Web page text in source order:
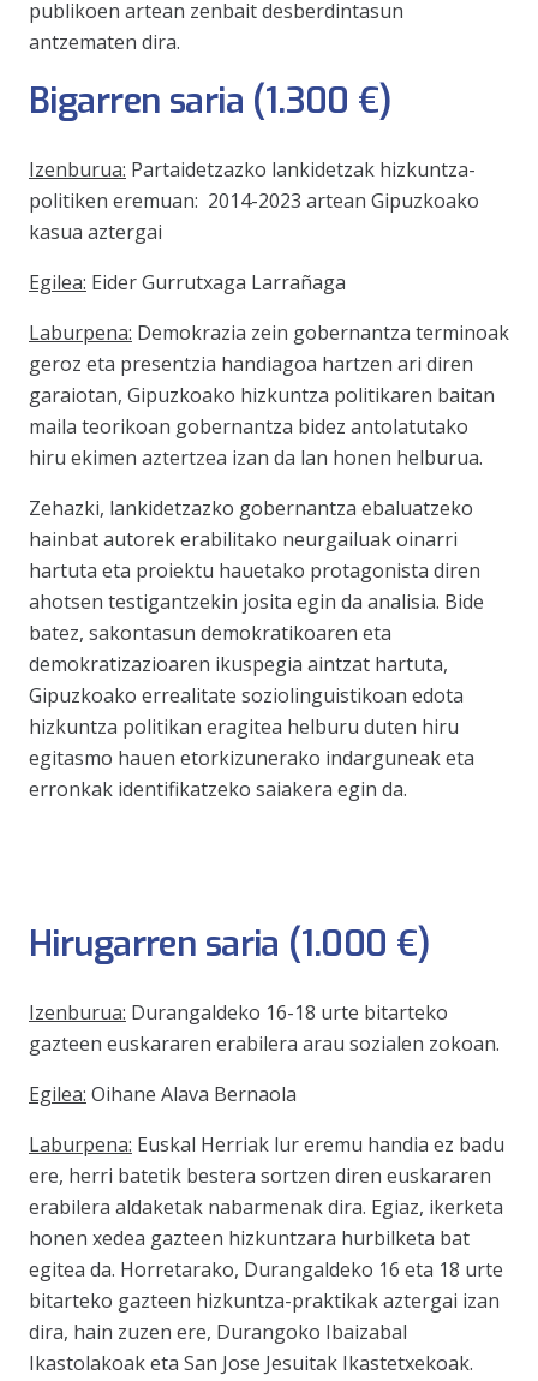
publikoen artean zenbait desberdintasun
antzematen dira.
Bigarren saria (1.300 €)
Izenburua: Partaidetzazko lankidetzak hizkuntza-
politiken eremuan: 2014-2023 artean Gipuzkoako
kasua aztergai
Egilea: Eider Gurrutxaga Larrañaga
Laburpena: Demokrazia zein gobernantza terminoak
geroz eta presentzia handiagoa hartzen ari diren
garaiotan, Gipuzkoako hizkuntza politikaren baitan
maila teorikoan gobernantza bidez antolatutako
hiru ekimen aztertzea izan da lan honen helburua.
Zehazki, lankidetzazko gobernantza ebaluatzeko
hainbat autorek erabilitako neurgailuak oinarri
hartuta eta proiektu hauetako protagonista diren
ahotsen testigantzekin josita egin da analisia. Bide
batez, sakontasun demokratikoaren eta
demokratizazioaren ikuspegia aintzat hartuta,
Gipuzkoako errealitate soziolinguistikoan edota
hizkuntza politikan eragitea helburu duten hiru
egitasmo hauen etorkizunerako indarguneak eta
erronkak identifikatzeko saiakera egin da.
Hirugarren saria (1.000 €)
Izenburua: Durangaldeko 16-18 urte bitarteko
gazteen euskararen erabilera arau sozialen zokoan.
Egilea: Oihane Alava Bernaola
Laburpena: Euskal Herriak lur eremu handia ez badu
ere, herri batetik bestera sortzen diren euskararen
erabilera aldaketak nabarmenak dira. Egiaz, ikerketa
honen xedea gazteen hizkuntzara hurbilketa bat
egitea da. Horretarako, Durangaldeko 16 eta 18 urte
bitarteko gazteen hizkuntza-praktikak aztergai izan
dira, hain zuzen ere, Durangoko Ibaizabal
Ikastolakoak eta San Jose Jesuitak Ikastetxekoak.